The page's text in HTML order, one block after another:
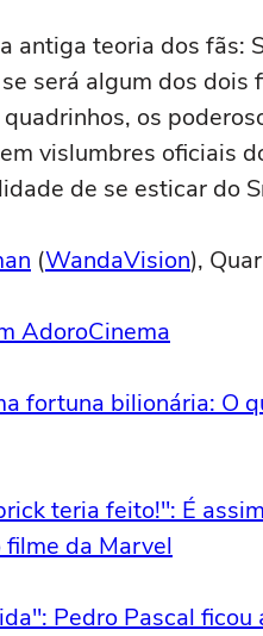
antiga teoria dos fãs:
será algum dos dois
os
vislumbres oficiais
de se esticar do
(WandaVision),
AdoroCinema
fortuna bilionária: O
teria feito!": É
filme da Marvel
Pedro Pascal